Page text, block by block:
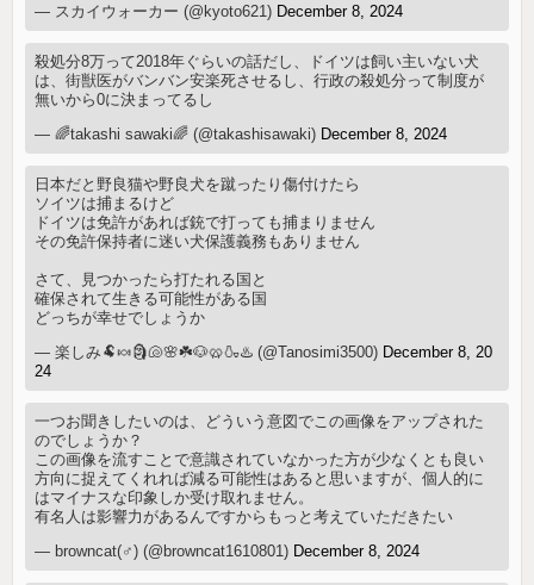
— スカイウォーカー (@kyoto621) December 8, 2024
殺処分8万って2018年ぐらいの話だし、ドイツは飼い主いない犬
は、街獣医がバンバン安楽死させるし、行政の殺処分って制度が
無いから0に決まってるし
— 🌈takashi sawaki🌈 (@takashisawaki) December 8, 2024
日本だと野良猫や野良犬を蹴ったり傷付けたら
ソイツは捕まるけど
ドイツは免許があれば銃で打っても捕まりません
その免許保持者に迷い犬保護義務もありません
さて、見つかったら打たれる国と
確保されて生きる可能性がある国
どっちが幸せでしょうか
— 楽しみ🐏🍬🗿🐚🌸☘️🐶🥨🍶♨️ (@Tanosimi3500) December 8, 20
24
一つお聞きしたいのは、どういう意図でこの画像をアップされた
のでしょうか？
この画像を流すことで意識されていなかった方が少なくとも良い
方向に捉えてくれれば減る可能性はあると思いますが、個人的に
はマイナスな印象しか受け取れません。
有名人は影響力があるんですからもっと考えていただきたい
— browncat(♂) (@browncat1610801) December 8, 2024